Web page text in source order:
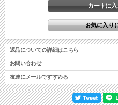
返品についての詳細はこちら
お問い合わせ
友達にメールですすめる